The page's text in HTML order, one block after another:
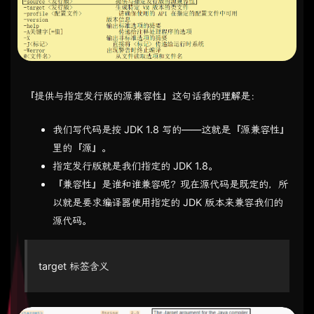
『提供与指定发行版的源兼容性』这句话我的理解是：
我们写代码是按 JDK 1.8 写的——这就是『源兼容性』
里的『源』。
指定发行版就是我们指定的 JDK 1.8。
『兼容性』是谁和谁兼容呢？现在源代码是既定的，所
以就是要求编译器使用指定的 JDK 版本来兼容我们的
源代码。
target 标签含义